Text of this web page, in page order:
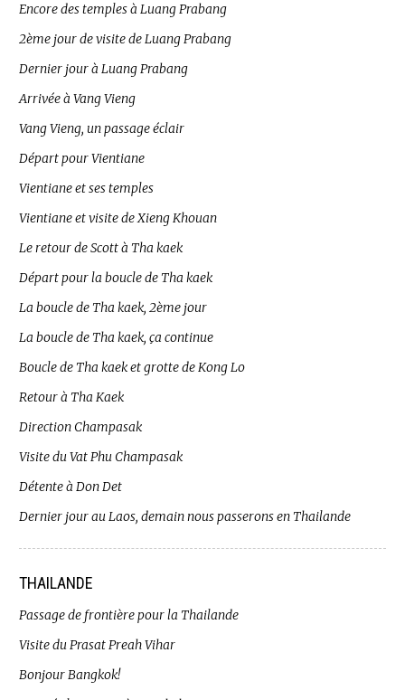
Encore des temples à Luang Prabang
2ème jour de visite de Luang Prabang
Dernier jour à Luang Prabang
Arrivée à Vang Vieng
Vang Vieng, un passage éclair
Départ pour Vientiane
Vientiane et ses temples
Vientiane et visite de Xieng Khouan
Le retour de Scott à Tha kaek
Départ pour la boucle de Tha kaek
La boucle de Tha kaek, 2ème jour
La boucle de Tha kaek, ça continue
Boucle de Tha kaek et grotte de Kong Lo
Retour à Tha Kaek
Direction Champasak
Visite du Vat Phu Champasak
Détente à Don Det
Dernier jour au Laos, demain nous passerons en Thailande
THAILANDE
Passage de frontière pour la Thailande
Visite du Prasat Preah Vihar
Bonjour Bangkok!